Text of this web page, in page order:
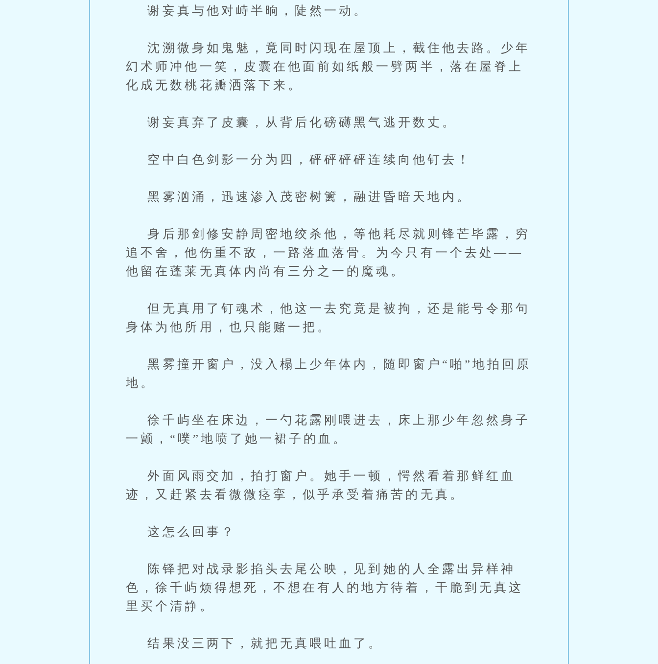
谢妄真与他对峙半晌，陡然一动。
沈溯微身如鬼魅，竟同时闪现在屋顶上，截住他去路。少年
幻术师冲他一笑，皮囊在他面前如纸般一劈两半，落在屋脊上
化成无数桃花瓣洒落下来。
谢妄真弃了皮囊，从背后化磅礴黑气逃开数丈。
空中白色剑影一分为四，砰砰砰砰连续向他钉去！
黑雾汹涌，迅速渗入茂密树篱，融进昏暗天地内。
身后那剑修安静周密地绞杀他，等他耗尽就则锋芒毕露，穷
追不舍，他伤重不敌，一路落血落骨。为今只有一个去处——
他留在蓬莱无真体内尚有三分之一的魔魂。
但无真用了钉魂术，他这一去究竟是被拘，还是能号令那句
身体为他所用，也只能赌一把。
黑雾撞开窗户，没入榻上少年体内，随即窗户“啪”地拍回原
地。
徐千屿坐在床边，一勺花露刚喂进去，床上那少年忽然身子
一颤，“噗”地喷了她一裙子的血。
外面风雨交加，拍打窗户。她手一顿，愕然看着那鲜红血
迹，又赶紧去看微微痉挛，似乎承受着痛苦的无真。
这怎么回事？
陈铎把对战录影掐头去尾公映，见到她的人全露出异样神
色，徐千屿烦得想死，不想在有人的地方待着，干脆到无真这
里买个清静。
结果没三两下，就把无真喂吐血了。